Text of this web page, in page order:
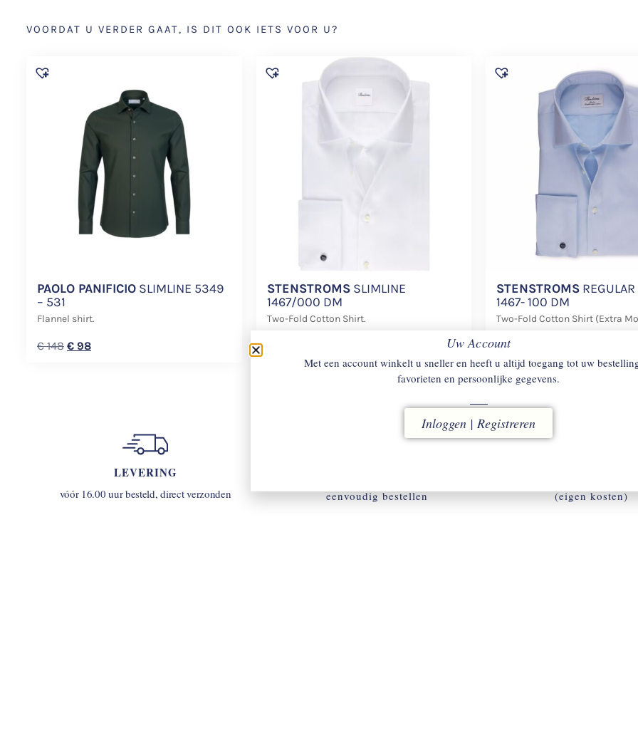
VOORDAT U VERDER GAAT, IS DIT OOK IETS VOOR U?
PAOLO PANIFICIO SLIMLINE 5349
– 531
Flannel shirt.
€148 € 98
STENSTROMSSLIMLINE
1467/000 DM
Two-Fold Cotton Shirt.
STENSTROMS
1467- 100 DM
Two-Fold Cotton Shirt (Extra
€168
LEVERING
vóór 16.00 uur besteld, direct verzonden eenvoudig bestellen (eigen kosten)
Uw Account
Met een account winkelt u sneller en heeft u altijd toegang tot uw
favorieten en persoonlijke gegevens.
Inloggen | Registreren